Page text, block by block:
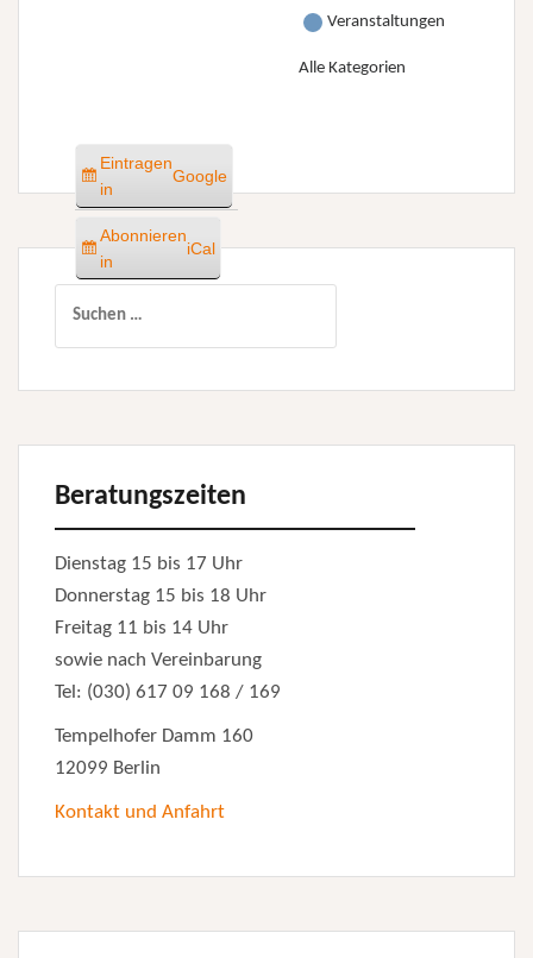
Veranstaltungen
Alle Kategorien
Eintragen
in
Google
Abonnieren
in
iCal
Beratungszeiten
Dienstag 15 bis 17 Uhr
Donnerstag 15 bis 18 Uhr
Freitag 11 bis 14 Uhr
sowie nach Vereinbarung
Tel: (030) 617 09 168 / 169
Tempelhofer Damm 160
12099 Berlin
Kontakt und Anfahrt